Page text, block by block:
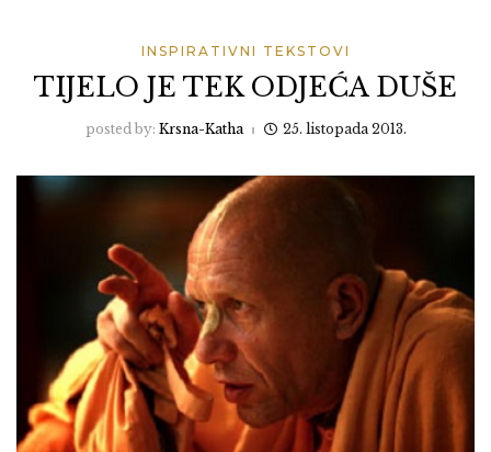
INSPIRATIVNI TEKSTOVI
TIJELO JE TEK ODJEĆA DUŠE
posted by: Krsna-Katha 25. listopada 2013.